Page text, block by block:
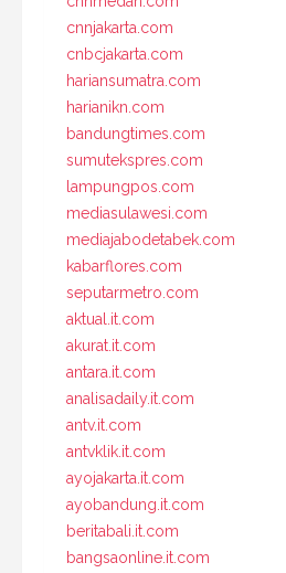
cnnjakarta.com
cnbcjakarta.com
hariansumatra.com
harianikn.com
bandungtimes.com
sumutekspres.com
lampungpos.com
mediasulawesi.com
mediajabodetabek.com
kabarflores.com
seputarmetro.com
aktual.it.com
akurat.it.com
antara.it.com
analisadaily.it.com
antv.it.com
antvklik.it.com
ayojakarta.it.com
ayobandung.it.com
beritabali.it.com
bangsaonline.it.com